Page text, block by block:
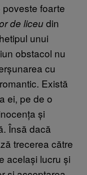
foarte
de liceudin
unui
obstacol nu
cu
Există
ei, pe de o
și
Însă dacă
trecerea către
același lucru și